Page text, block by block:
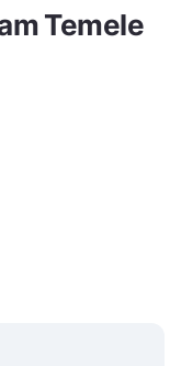
Temele